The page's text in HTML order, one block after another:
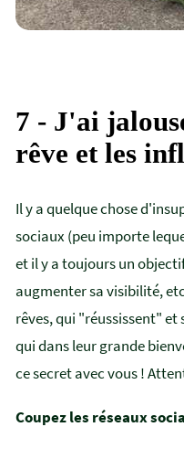
7 - J'ai
rêve et les
Il y a quelque chose
sociaux (peu importe
et il y a toujours un
augmenter sa visibilité,
rêves, qui "réussissent"
qui dans leur grande
ce secret avec vous !
Coupez les réseaux